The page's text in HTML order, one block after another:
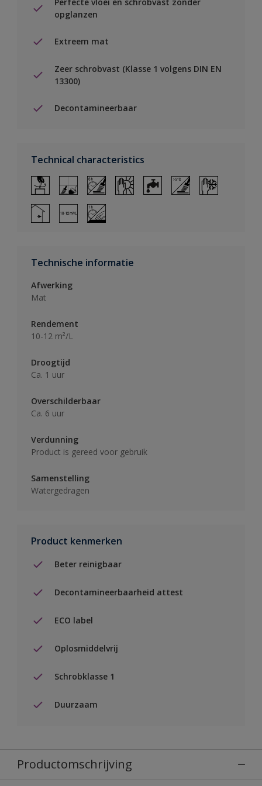
opglanzen
Extreem mat
Zeer schrobvast (Klasse 1 volgens DIN EN
13300)
Decontamineerbaar
Technical characteristics
Technische informatie
Afwerking
Mat
Rendement
10-12 m²/L
Droogtijd
Ca. 1 uur
Overschilderbaar
Ca. 6 uur
Verdunning
Product is gereed voor gebruik
Samenstelling
Watergedragen
Product kenmerken
Beter reinigbaar
Decontamineerbaarheid attest
ECO label
Oplosmiddelvrij
Schrobklasse 1
Duurzaam
Productomschrijving